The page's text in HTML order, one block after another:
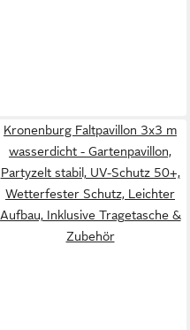
Kronenburg Faltpavillon 3x3 m
wasserdicht - Gartenpavillon,
Partyzelt stabil, UV-Schutz 50+,
Wetterfester Schutz, Leichter
Aufbau, Inklusive Tragetasche &
Zubehör